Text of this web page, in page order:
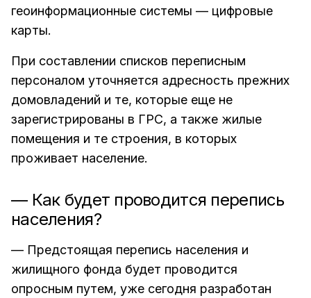
геоинформационные системы — цифровые
карты.
При составлении списков переписным
персоналом уточняется адресность прежних
домовладений и те, которые еще не
зарегистрированы в ГРС, а также жилые
помещения и те строения, в которых
проживает население.
— Как будет проводится перепись
населения?
— Предстоящая перепись населения и
жилищного фонда будет проводится
опросным путем, уже сегодня разработан